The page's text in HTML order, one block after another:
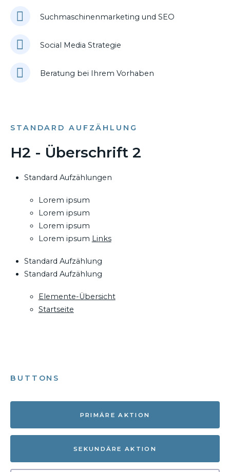
Suchmaschinenmarketing und SEO
Social Media Strategie
Beratung bei Ihrem Vorhaben
STANDARD AUFZÄHLUNG
H2 - Überschrift 2
Standard Aufzählungen
Lorem ipsum
Lorem ipsum
Lorem ipsum
Lorem ipsum Links
Standard Aufzählung
Standard Aufzählung
Elemente-Übersicht
Startseite
BUTTONS
PRIMÄRE AKTION
SEKUNDÄRE AKTION